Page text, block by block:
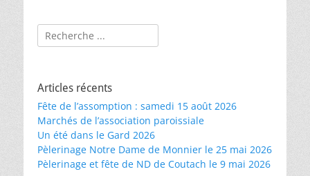
Rechercher :
Articles récents
Fête de l’assomption : samedi 15 août 2026
Marchés de l’association paroissiale
Un été dans le Gard 2026
Pèlerinage Notre Dame de Monnier le 25 mai 2026
Pèlerinage et fête de ND de Coutach le 9 mai 2026